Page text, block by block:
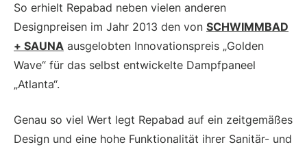
So erhielt Repabad neben vielen anderen
Designpreisen im Jahr 2013 den von SCHWIMMBAD
+ SAUNA ausgelobten Innovationspreis „Golden
Wave“ für das selbst entwickelte Dampfpaneel
„Atlanta“.
Genau so viel Wert legt Repabad auf ein zeitgemäßes
Design und eine hohe Funktionalität ihrer Sanitär- und